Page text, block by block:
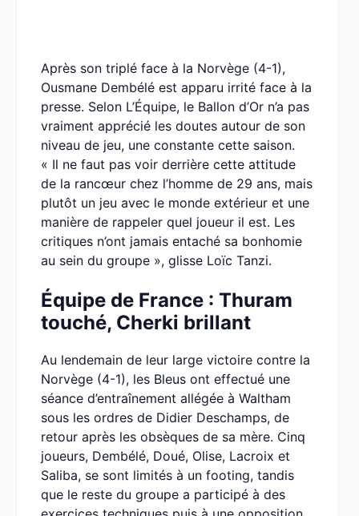
Après son triplé face à la Norvège (4-1),
Ousmane Dembélé est apparu irrité face à la
presse. Selon L’Équipe, le Ballon d’Or n’a pas
vraiment apprécié les doutes autour de son
niveau de jeu, une constante cette saison.
« Il ne faut pas voir derrière cette attitude
de la rancœur chez l’homme de 29 ans, mais
plutôt un jeu avec le monde extérieur et une
manière de rappeler quel joueur il est. Les
critiques n’ont jamais entaché sa bonhomie
au sein du groupe », glisse Loïc Tanzi.
Équipe de France : Thuram
touché, Cherki brillant
Au lendemain de leur large victoire contre la
Norvège (4-1), les Bleus ont effectué une
séance d’entraînement allégée à Waltham
sous les ordres de Didier Deschamps, de
retour après les obsèques de sa mère. Cinq
joueurs, Dembélé, Doué, Olise, Lacroix et
Saliba, se sont limités à un footing, tandis
que le reste du groupe a participé à des